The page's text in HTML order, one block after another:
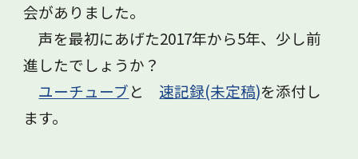
会がありました。
声を最初にあげた2017年から5年、少し前
進したでしょうか？
ユーチューブと 速記録(未定稿)を添付し
ます。